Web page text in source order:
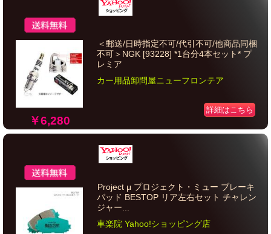
￥6,280
＜郵送/日時指定不可/代引不可/他商品同梱
不可＞NGK [93228] *1台分4本セット* プ
レミア
カー用品卸問屋ニューフロンテア
詳細はこちら
Project μ プロジェクト・ミュー ブレーキ
パッド BESTOP リア左右セット チャレン
ジャー...
車楽院 Yahoo!ショッピング店